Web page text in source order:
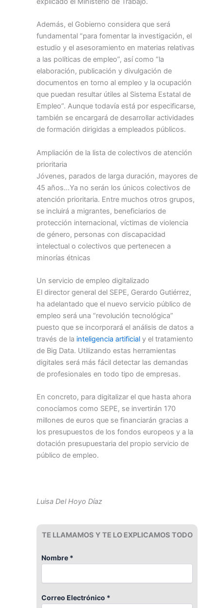
Además, el Gobierno considera que será
fundamental “para fomentar la investigación, el
estudio y el asesoramiento en materias relativas
a las políticas de empleo”, así como “la
elaboración, publicación y divulgación de
documentos en torno al empleo y la ocupación
que puedan resultar útiles al Sistema Estatal de
Empleo”. Aunque todavía está por especificarse,
también se encargará de desarrollar actividades
de formación dirigidas a empleados públicos.
Ampliación de la lista de colectivos de atención
prioritaria
Jóvenes, parados de larga duración, mayores de
45 años…Ya no serán los únicos colectivos de
atención prioritaria. Entre muchos otros grupos,
se incluirá a migrantes, beneficiarios de
protección internacional, víctimas de violencia
de género, personas con discapacidad
intelectual o colectivos que pertenecen a
minorías étnicas
Un servicio de empleo digitalizado
El director general del SEPE, Gerardo Gutiérrez,
ha adelantado que el nuevo servicio público de
empleo será una “revolución tecnológica”
puesto que se incorporará el análisis de datos a
través de la inteligencia artificial y el tratamiento
de Big Data. Utilizando estas herramientas
digitales será más fácil detectar las demandas
de profesionales en todo tipo de empresas.
En concreto, para digitalizar el que hasta ahora
conocíamos como SEPE, se invertirán 170
millones de euros que se financiarán gracias a
los presupuestos de los fondos europeos y a la
dotación presupuestaria del propio servicio de
público de empleo.
Luisa Del Hoyo Díaz
TE LLAMAMOS Y TE LO EXPLICAMOS TODO
Nombre *
Correo Electrónico *